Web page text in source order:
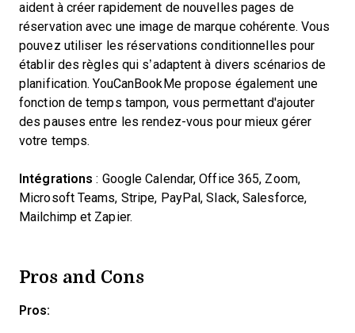
aident à créer rapidement de nouvelles pages de
réservation avec une image de marque cohérente. Vous
pouvez utiliser les réservations conditionnelles pour
établir des règles qui s’adaptent à divers scénarios de
planification. YouCanBookMe propose également une
fonction de temps tampon, vous permettant d'ajouter
des pauses entre les rendez-vous pour mieux gérer
votre temps.
Intégrations : Google Calendar, Office 365, Zoom,
Microsoft Teams, Stripe, PayPal, Slack, Salesforce,
Mailchimp et Zapier.
Pros and Cons
Pros: